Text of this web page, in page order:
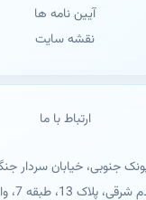
آیین نامه ها
نقشه سایت
ارتباط با ما
پونک جنوبی، خیابان سردار
پلاک 13، طبقه 7، واحد 26